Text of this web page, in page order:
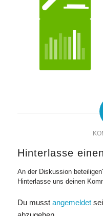
Hinterlasse
An der Diskussion
Hinterlasse uns deinen
Du musst angemeldet